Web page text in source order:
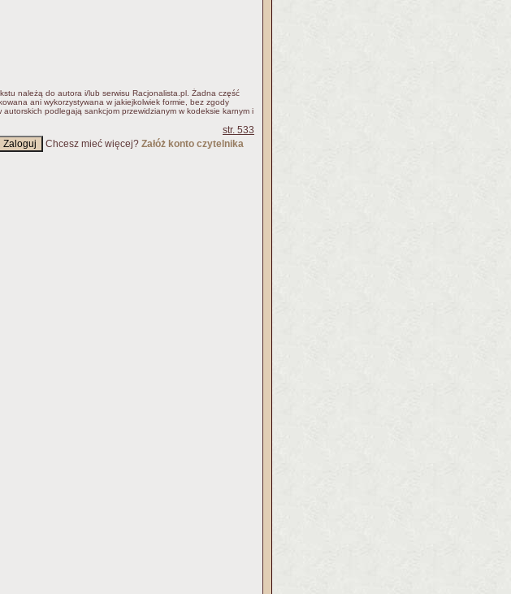
należą do autora i/lub serwisu Racjonalista.pl. Żadna część
ani wykorzystywana w jakiejkolwiek formie, bez zgody
podlegają sankcjom przewidzianym w kodeksie karnym i
str. 533
Chcesz mieć więcej? Załóż konto czytelnika